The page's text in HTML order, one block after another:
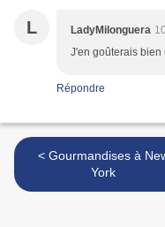
L LadyMilonguera
J'en goûterais bien
Répondre
< Gourmandises à New
York